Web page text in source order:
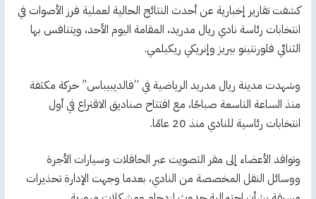
كشفت تقارير إخبارية عن أحدث النتائج الحالية لعملية فرز الأصوات في
انتخابات رئاسة نادي ريال مدريد، المقامة اليوم الأحد، ويتنافس بها
الثنائي فلورنتينو بيريز وإنريكي ريكيلمي.
وشهدت مدينة ريال مدريد الرياضية في “فالديبيباس” حركة مكثفة
منذ الساعة التاسعة صباحًا، مع افتتاح صناديق الاقتراع في أول
انتخابات رئاسية للنادي منذ 20 عامًا.
وتوافد الأعضاء إلى مقر التصويت عبر الحافلات وسيارات الأجرة
ووسائل النقل المخصصة من النادي، بعدما وجهت الإدارة تحذيرات